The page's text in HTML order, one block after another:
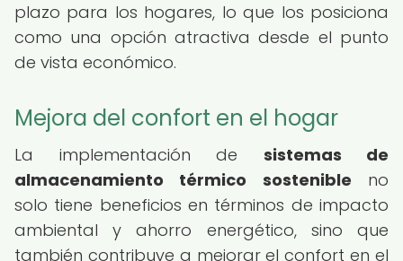
plazo para los hogares, lo que los posiciona
como una opción atractiva desde el punto
de vista económico.
Mejora del confort en el hogar
La implementación de sistemas de
almacenamiento térmico sostenible no
solo tiene beneficios en términos de impacto
ambiental y ahorro energético, sino que
también contribuye a mejorar el confort en el